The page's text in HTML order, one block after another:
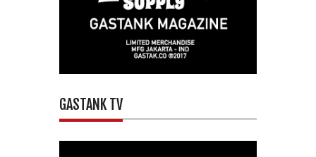
GASTANK TV